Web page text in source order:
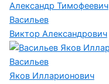
Александр Тимофеевич
Васильев
Виктор Александрович
Васильев
Яков Илларионович